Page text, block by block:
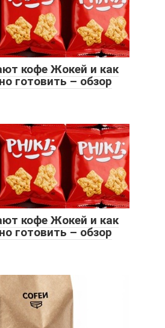
кофе Жокей и как
готовить – обзор
кофе Жокей и как
готовить – обзор